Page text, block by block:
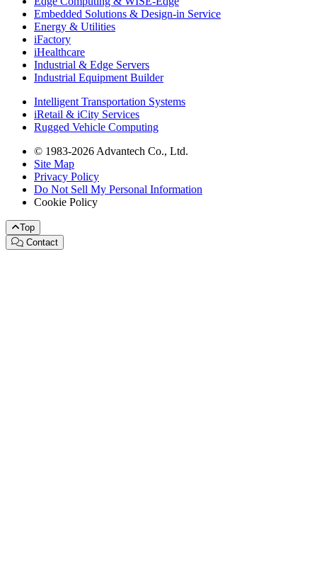
Embedded Solutions & Design-in Service
Energy & Utilities
iFactory
iHealthcare
Industrial & Edge Servers
Industrial Equipment Builder
Intelligent Transportation Systems
iRetail & iCity Services
Rugged Vehicle Computing
© 1983-2026 Advantech Co., Ltd.
Site Map
Privacy Policy
Do Not Sell My Personal Information
Cookie Policy
Top
Contact